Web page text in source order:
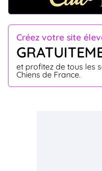
Créez votre site
et profitez de tous les
Chiens de France.